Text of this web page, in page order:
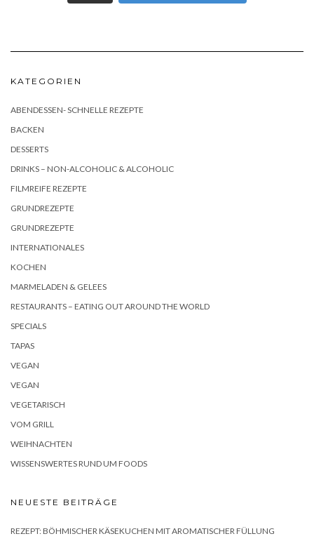
KATEGORIEN
ABENDESSEN- SCHNELLE REZEPTE
BACKEN
DESSERTS
DRINKS – NON-ALCOHOLIC & ALCOHOLIC
FILMREIFE REZEPTE
GRUNDREZEPTE
GRUNDREZEPTE
INTERNATIONALES
KOCHEN
MARMELADEN & GELEES
RESTAURANTS – EATING OUT AROUND THE WORLD
SPECIALS
TAPAS
VEGAN
VEGAN
VEGETARISCH
VOM GRILL
WEIHNACHTEN
WISSENSWERTES RUND UM FOODS
NEUESTE BEITRÄGE
REZEPT: BÖHMISCHER KÄSEKUCHEN MIT AROMATISCHER FÜLLUNG